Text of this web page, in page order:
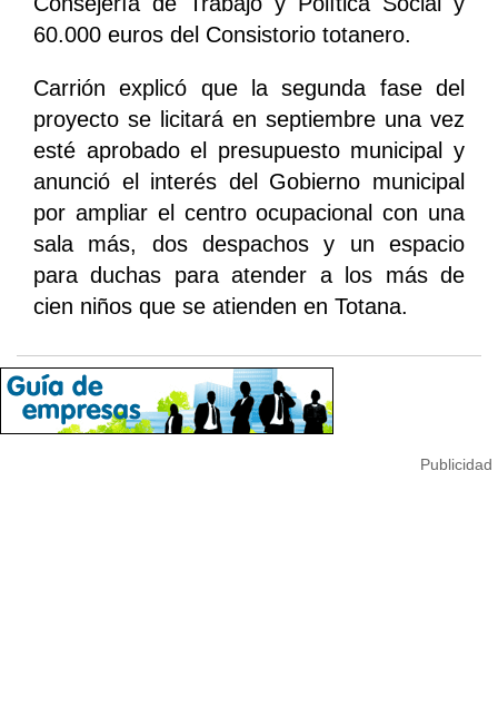
60.000 euros del Consistorio totanero.
Carrión explicó que la segunda fase del
proyecto se licitará en septiembre una vez
esté aprobado el presupuesto municipal y
anunció el interés del Gobierno municipal
por ampliar el centro ocupacional con una
sala más, dos despachos y un espacio
para duchas para atender a los más de
cien niños que se atienden en Totana.